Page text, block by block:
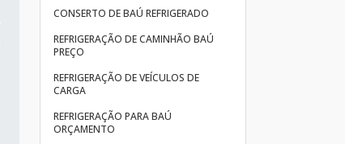
CONSERTO DE BAÚ REFRIGERADO
REFRIGERAÇÃO DE CAMINHÃO BAÚ
PREÇO
REFRIGERAÇÃO DE VEÍCULOS DE
CARGA
REFRIGERAÇÃO PARA BAÚ
ORÇAMENTO